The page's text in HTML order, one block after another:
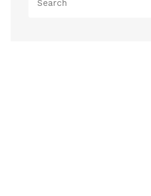
for: